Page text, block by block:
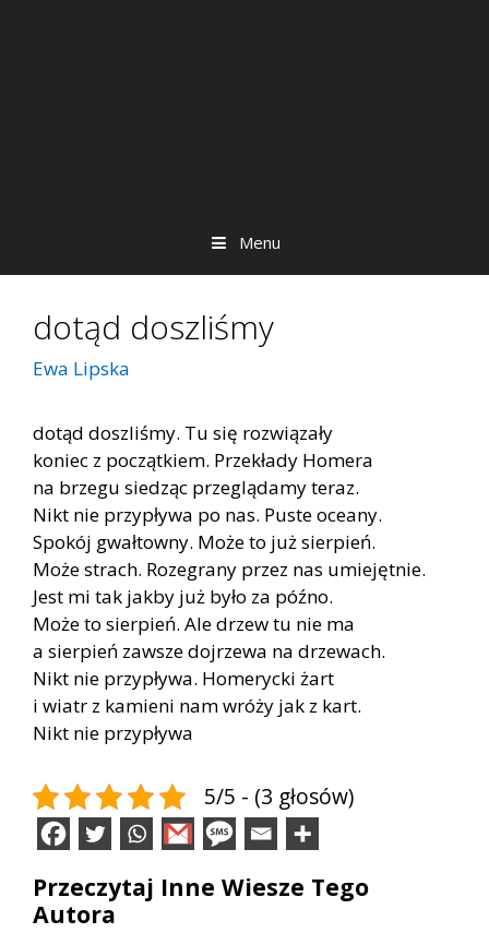
Menu
dotąd doszliśmy
Ewa Lipska
dotąd doszliśmy. Tu się rozwiązały
koniec z początkiem. Przekłady Homera
na brzegu siedząc przeglądamy teraz.
Nikt nie przypływa po nas. Puste oceany.
Spokój gwałtowny. Może to już sierpień.
Może strach. Rozegrany przez nas umiejętnie.
Jest mi tak jakby już było za późno.
Może to sierpień. Ale drzew tu nie ma
a sierpień zawsze dojrzewa na drzewach.
Nikt nie przypływa. Homerycki żart
i wiatr z kamieni nam wróży jak z kart.
Nikt nie przypływa
5/5 - (3 głosów)
Przeczytaj Inne Wiesze Tego
Autora